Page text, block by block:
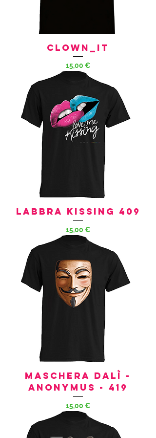
Clown_it
Prezzo
15,00 €
LABBRA KISSING 409
Prezzo
15,00 €
Maschera Dalì -
Anonymus - 419
Prezzo
15,00 €